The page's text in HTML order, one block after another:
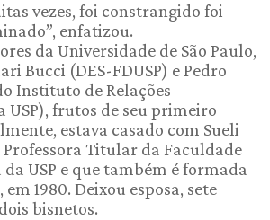
vezes, foi constrangido foi
enfatizou.
da Universidade de São Paulo,
Bucci (DES-FDUSP) e Pedro
Instituto de Relações
USP), frutos de seu primeiro
estava casado com Sueli
Titular da Faculdade
da USP e que também é formada
1980. Deixou esposa, sete
bisnetos.